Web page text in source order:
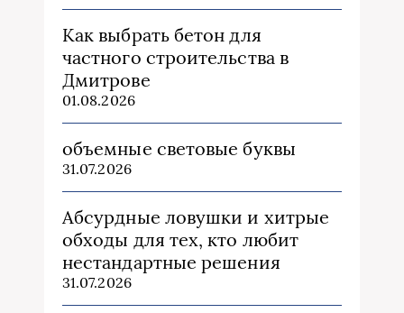
Как выбрать бетон для
частного строительства в
Дмитрове
01.08.2026
объемные световые буквы
31.07.2026
Абсурдные ловушки и хитрые
обходы для тех, кто любит
нестандартные решения
31.07.2026